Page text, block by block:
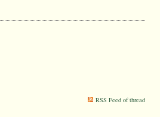
RSS Feed of thread